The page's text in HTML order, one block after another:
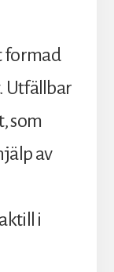
formad
Utfällbar
som
av
i